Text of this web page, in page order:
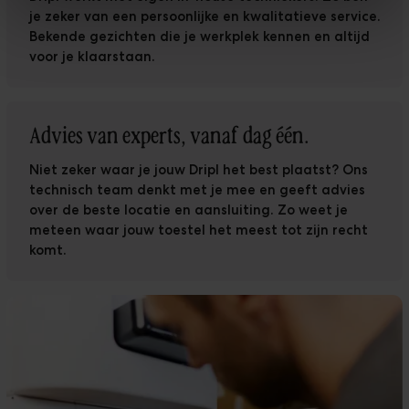
je zeker van een persoonlijke en kwalitatieve service.
Bekende gezichten die je werkplek kennen en altijd
voor je klaarstaan.
Advies van experts, vanaf dag één.
Niet zeker waar je jouw Dripl het best plaatst? Ons
technisch team denkt met je mee en geeft advies
over de beste locatie en aansluiting. Zo weet je
meteen waar jouw toestel het meest tot zijn recht
komt.